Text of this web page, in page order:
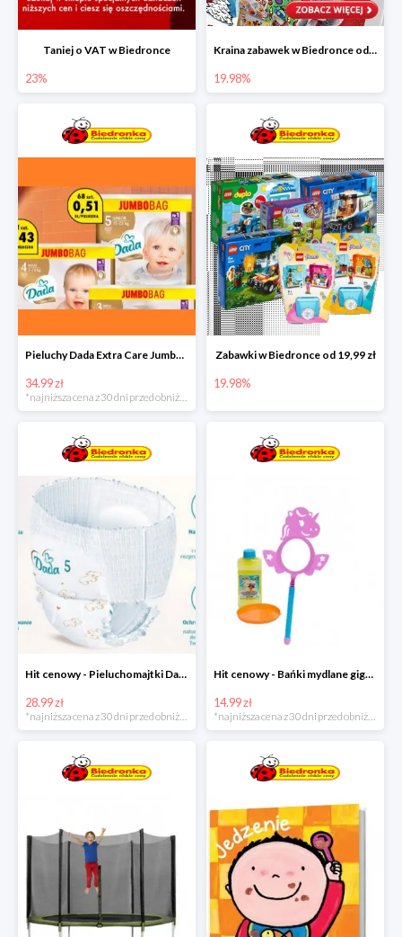
Taniej o VAT w Biedronce
23%
Kraina zabawek w Biedronce od 19,99 zł
19.98%
Pieluchy Dada Extra Care Jumbo Bag w super cenie
34.99 zł
*najniższa cena z 30 dni przed obniżką
Zabawki w Biedronce od 19,99 zł
19.98%
Hit cenowy - Pieluchomajtki Dada Pants
28.99 zł
Hit cenowy - Bańki mydlane gigant lub płyn uzupełniający
14.99 zł